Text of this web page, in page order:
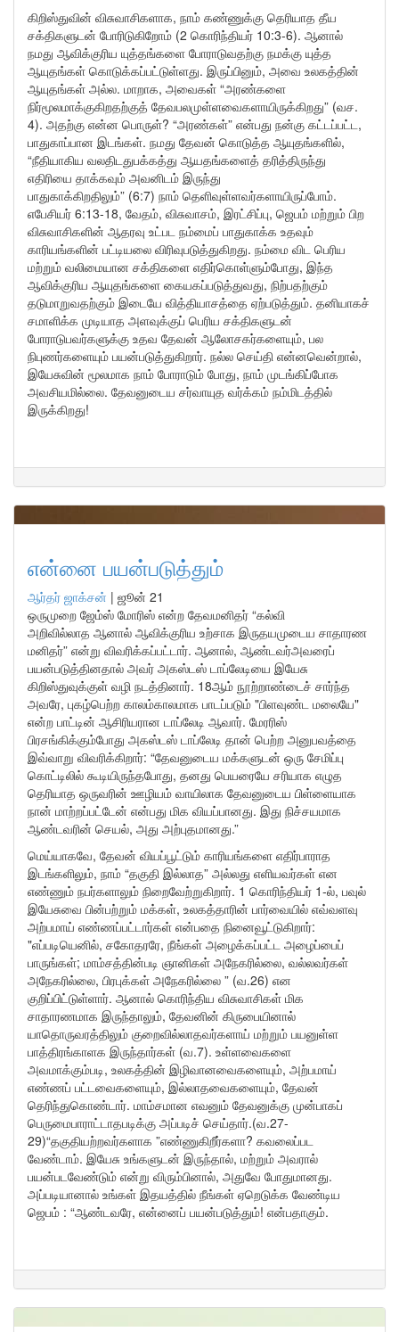
கிறிஸ்துவின் விசுவாசிகளாக, நாம் கண்ணுக்கு தெரியாத தீய
சக்திகளுடன் போரிடுகிறோம் (2 கொரிந்தியர் 10:3-6). ஆனால்
நமது ஆவிக்குரிய யுத்தங்களை போராடுவதற்கு நமக்கு யுத்த
ஆயுதங்கள் கொடுக்கப்பட்டுள்ளது. இருப்பினும், அவை உலகத்தின்
ஆயுதங்கள் அல்ல. மாறாக, அவைகள் “அரண்களை
நிர்மூலமாக்குகிறதற்குத் தேவபலமுள்ளவைகளாயிருக்கிறது” (வச.
4). அதற்கு என்ன பொருள்? “அரண்கள்” என்பது நன்கு கட்டப்பட்ட,
பாதுகாப்பான இடங்கள். நமது தேவன் கொடுத்த ஆயுதங்களில்,
“நீதியாகிய வலதிடதுபக்கத்து ஆயதங்களைத் தரித்திருந்து
எதிரியை தாக்கவும் அவனிடம் இருந்து
பாதுகாக்கிறதிலும்” (6:7) நாம் தெளிவுள்ளவர்களாயிருப்போம்.
எபேசியர் 6:13-18, வேதம், விசுவாசம், இரட்சிப்பு, ஜெபம் மற்றும் பிற
விசுவாசிகளின் ஆதரவு உட்பட நம்மைப் பாதுகாக்க உதவும்
காரியங்களின் பட்டியலை விரிவுபடுத்துகிறது. நம்மை விட பெரிய
மற்றும் வலிமையான சக்திகளை எதிர்கொள்ளும்போது, இந்த
ஆவிக்குரிய ஆயுதங்களை கையகப்படுத்துவது, நிற்பதற்கும்
தடுமாறுவதற்கும் இடையே வித்தியாசத்தை ஏற்படுத்தும். தனியாகச்
சமாளிக்க முடியாத அளவுக்குப் பெரிய சக்திகளுடன்
போராடுபவர்களுக்கு உதவ தேவன் ஆலோசகர்களையும், பல
நிபுணர்களையும் பயன்படுத்துகிறார். நல்ல செய்தி என்னவென்றால்,
இயேசுவின் மூலமாக நாம் போராடும் போது, நாம் முடங்கிப்போக
அவசியமில்லை. தேவனுடைய சர்வாயுத வர்க்கம் நம்மிடத்தில்
இருக்கிறது!
என்னை பயன்படுத்தும்
ஆர்தர் ஜாக்சன் | ஜூன் 21
ஒருமுறை ஜேம்ஸ் மோரிஸ் என்ற தேவமனிதர் “கல்வி
அறிவில்லாத ஆனால் ஆவிக்குரிய உற்சாக இருதயமுடைய சாதாரண
மனிதர்” என்று விவரிக்கப்பட்டார். ஆனால், ஆண்டவர்அவரைப்
பயன்படுத்தினதால் அவர் அகஸ்டஸ் டாப்லேடியை இயேசு
கிறிஸ்துவுக்குள் வழி நடத்தினார். 18ஆம் நூற்றாண்டைச் சார்ந்த
அவரே, புகழ்பெற்ற காலம்காலமாக பாடப்படும் "பிளவுண்ட மலையே"
என்ற பாட்டின் ஆசிரியரான டாப்லேடி ஆவார். மேரரிஸ்
பிரசங்கிக்கும்போது அகஸ்டஸ் டாப்லேடி தான் பெற்ற அனுபவத்தை
இவ்வாறு விவரிக்கிறார்: “தேவனுடைய மக்களுடன் ஒரு சேமிப்பு
கொட்டிலில் கூடியிருந்தபோது, தனது பெயரையே சரியாக எழுத
தெரியாத ஒருவரின் ஊழியம் வாயிலாக தேவனுடைய பிள்ளையாக
நான் மாற்றப்பட்டேன் என்பது மிக வியப்பானது. இது நிச்சயமாக
ஆண்டவரின் செயல், அது அற்புதமானது.”
மெய்யாகவே, தேவன் வியப்பூட்டும் காரியங்களை எதிர்பாராத
இடங்களிலும், நாம் “தகுதி இல்லாத” அல்லது எளியவர்கள் என
எண்ணும் நபர்களாலும் நிறைவேற்றுகிறார். 1 கொரிந்தியர் 1-ல், பவுல்
இயேசுவை பின்பற்றும் மக்கள், உலகத்தாரின் பார்வையில் எவ்வளவு
அற்பமாய் எண்ணப்பட்டார்கள் என்பதை நினைவூட்டுகிறார்:
"எப்படியெனில், சகோதரரே, நீங்கள் அழைக்கப்பட்ட அழைப்பைப்
பாருங்கள்; மாம்சத்தின்படி ஞானிகள் அநேகரில்லை, வல்லவர்கள்
அநேகரில்லை, பிரபுக்கள் அநேகரில்லை ” (வ.26) என
குறிப்பிட்டுள்ளார். ஆனால் கொரிந்திய விசுவாசிகள் மிக
சாதாரணமாக இருந்தாலும், தேவனின் கிருபையினால்
யாதொருவரத்திலும் குறைவில்லாதவர்களாய் மற்றும் பயனுள்ள
பாத்திரங்காளக இருந்தார்கள் (வ.7). உள்ளவைகளை
அவமாக்கும்படி, உலகத்தின் இழிவானவைகளையும், அற்பமாய்
எண்ணப் பட்டவைகளையும், இல்லாதவைகளையும், தேவன்
தெரிந்துகொண்டார். மாம்சமான எவனும் தேவனுக்கு முன்பாகப்
பெருமைபாராட்டாதபடிக்கு அப்படிச் செய்தார்.(வ.27-
29)“தகுதியற்றவர்களாக ”எண்ணுகிறீர்களா? கவலைப்பட
வேண்டாம். இயேசு உங்களுடன் இருந்தால், மற்றும் அவரால்
பயன்படவேண்டும் என்று விரும்பினால், அதுவே போதுமானது.
அப்படியானால் உங்கள் இதயத்தில் நீங்கள் ஏறெடுக்க வேண்டிய
ஜெபம் : “ஆண்டவரே, என்னைப் பயன்படுத்தும்! என்பதாகும்.